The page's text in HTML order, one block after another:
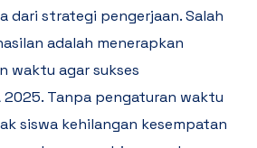
dari strategi pengerjaan. Salah
adalah menerapkan
waktu agar sukses
2025. Tanpa pengaturan waktu
siswa kehilangan kesempatan